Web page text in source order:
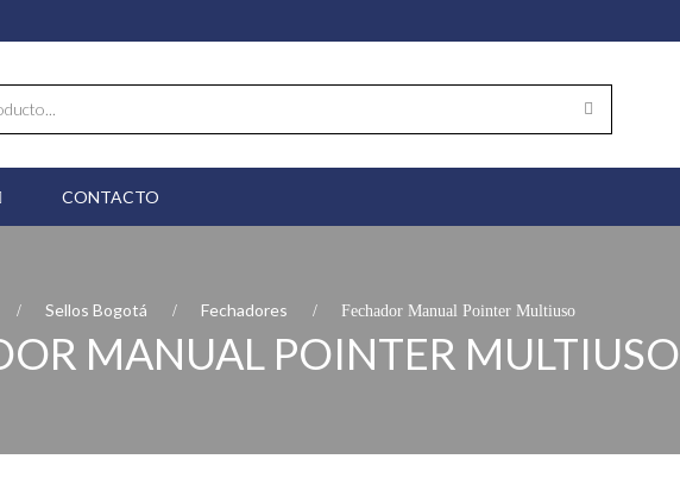
CONTACTO
Sellos Bogotá Fechadores Fechador Manual Pointer Multiuso
MANUAL POINTER MULTIUSO